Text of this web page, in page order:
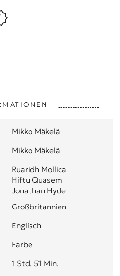
Mikko Mäkelä
Mikko Mäkelä
Ruaridh Mollica
Hiftu Quasem
Jonathan Hyde
Großbritannien
Englisch
Farbe
1 Std. 51 Min.